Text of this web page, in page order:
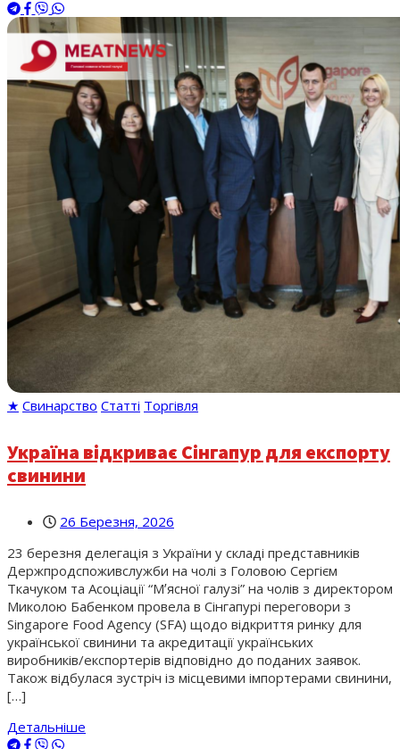
★ Свинарство Статті Торгівля
Україна відкриває Сінгапур для експорту
свинини
26 Березня, 2026
23 березня делегація з України у складі представників
Держпродспоживслужби на чолі з Головою Сергієм
Ткачуком та Асоціації “Мʼясної галузі” на чолів з директором
Миколою Бабенком провела в Сінгапурі переговори з
Singapore Food Agency (SFA) щодо відкриття ринку для
української свинини та акредитації українських
виробників/експортерів відповідно до поданих заявок.
Також відбулася зустріч із місцевими імпортерами свинини,
[…]
Детальніше